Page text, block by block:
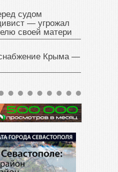
судом
— угрожал
своей матери
Крыма —